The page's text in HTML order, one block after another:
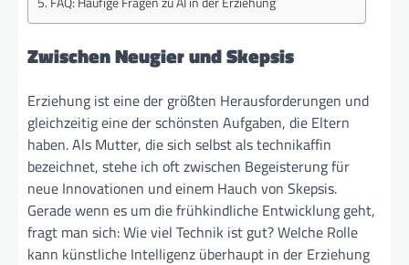
Zwischen Neugier und Skepsis
Erziehung ist eine der größten Herausforderungen und
gleichzeitig eine der schönsten Aufgaben, die Eltern
haben. Als Mutter, die sich selbst als technikaffin
bezeichnet, stehe ich oft zwischen Begeisterung für
neue Innovationen und einem Hauch von Skepsis.
Gerade wenn es um die frühkindliche Entwicklung geht,
fragt man sich: Wie viel Technik ist gut? Welche Rolle
kann künstliche Intelligenz überhaupt in der Erziehung